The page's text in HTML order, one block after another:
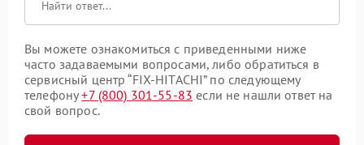
Вы можете ознакомиться с приведенными ниже
часто задаваемыми вопросами, либо обратиться в
сервисный центр “FIX-HITACHI” по следующему
телефону+7 (800) 301-55-83 если не нашли ответ на
свой вопрос.